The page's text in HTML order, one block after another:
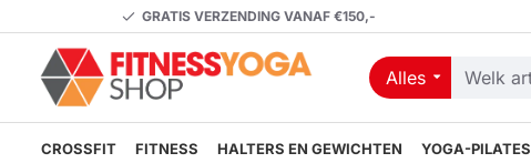
GRATIS VERZENDING VANAF €150,-
Alles
Welk
zoekt
CROSSFIT FITNESS HALTERS EN GEWICHTEN YOGA-PILATES